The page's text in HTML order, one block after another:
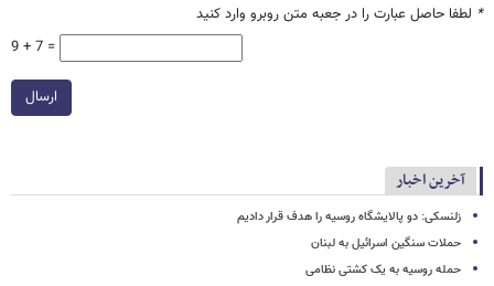
* لطفا حاصل عبارت را در جعبه متن روبرو وارد کنید
9 + 7 =
ارسال
آخرین اخبار
زلنسکی: دو پالایشگاه روسیه را هدف قرار دادیم
حملات سنگین اسرائیل به لبنان
حمله روسیه به یک کشتی نظامی